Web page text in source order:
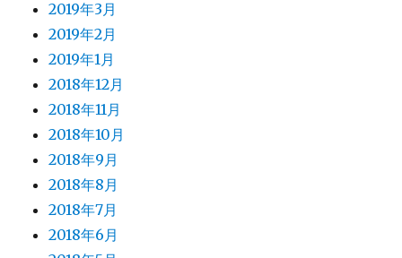
2019年3月
2019年2月
2019年1月
2018年12月
2018年11月
2018年10月
2018年9月
2018年8月
2018年7月
2018年6月